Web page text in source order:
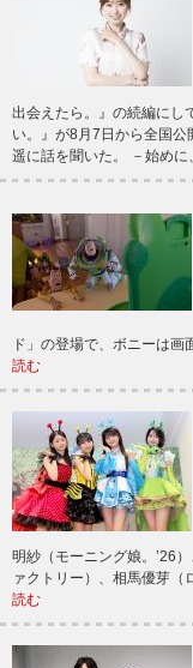
出会えたら。』の続編にし
い。』が8月7日から全国
遥に話を聞いた。 －始め
ド」の登場で、ボニーは
読む
明紗（モーニング娘。’26
ァクトリー）、相馬優芽
読む